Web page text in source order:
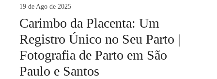
19 de Ago de 2025
Carimbo da Placenta: Um
Registro Único no Seu Parto |
Fotografia de Parto em São
Paulo e Santos